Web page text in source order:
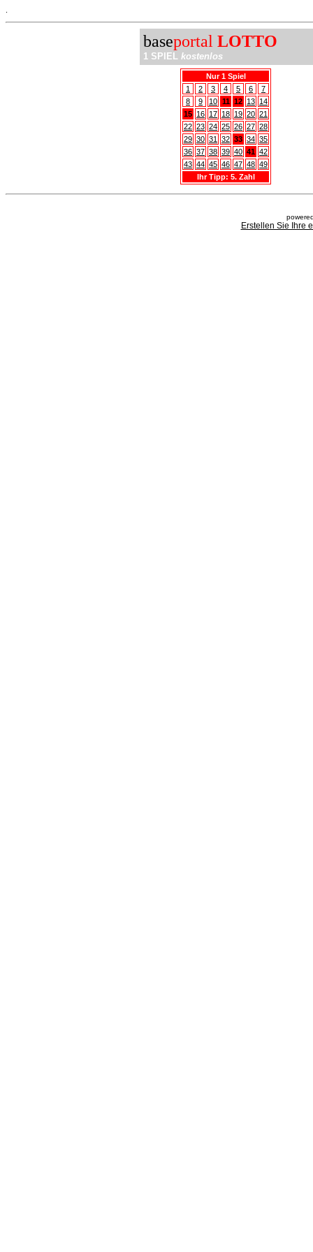
baseportal LOTTO
1 SPIEL kostenlos
Nur 1 Spiel
1
2 3 4 5 6
7
8
9 10 11 12 13 14
15 16 17 18 19 20 21
22 23 24 25 26 27 28
29 30 31 32 33 34 35
36 37 38 39 40 41 42
43 44 45 46 47 48 49
Ihr Tipp: 5. Zahl
Erstellen Sie Ihre